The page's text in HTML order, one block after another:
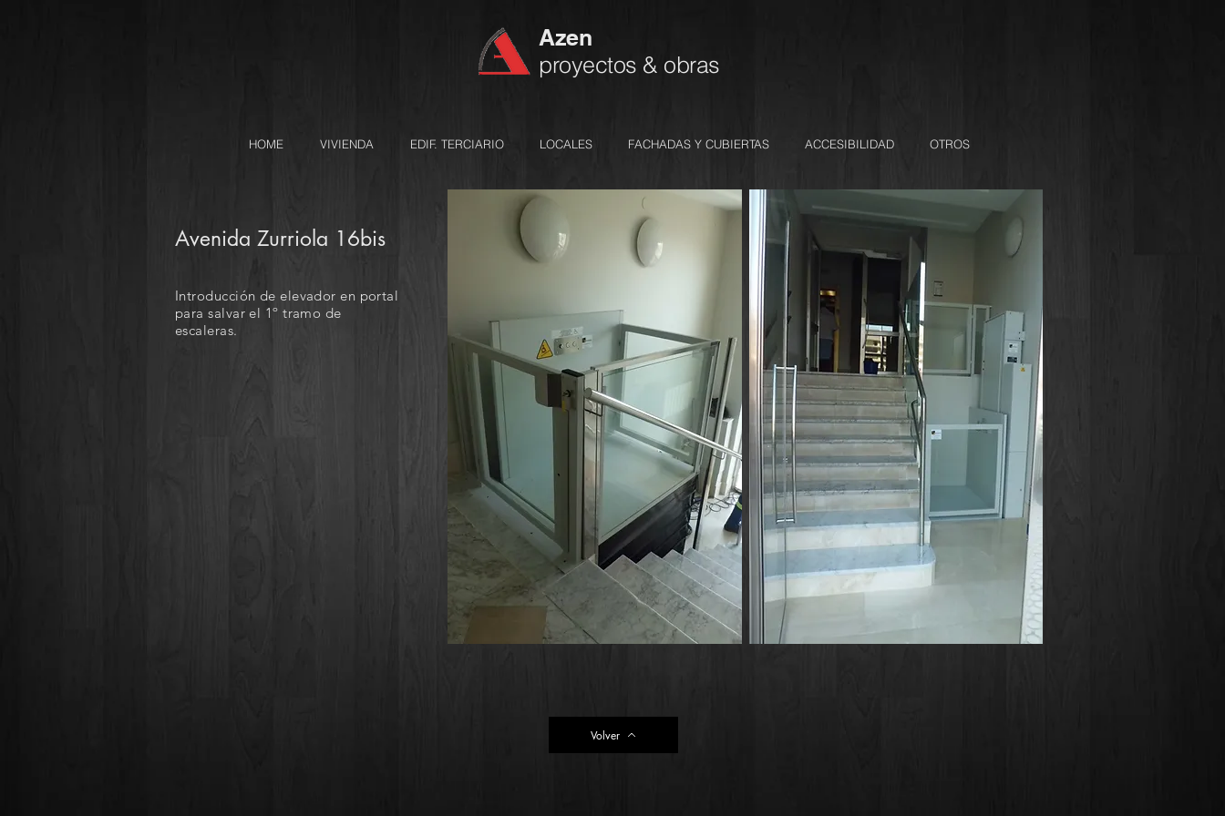
Azen
proyectos & obras
HOME VIVIENDA EDIF. TERCIARIO LOCALES FACHADAS Y CUBIERTAS ACCESIBILIDAD OTROS
Avenida Zurriola 16bis
Introducción de elevador en portal
para salvar el 1º tramo de
escaleras.
Volver